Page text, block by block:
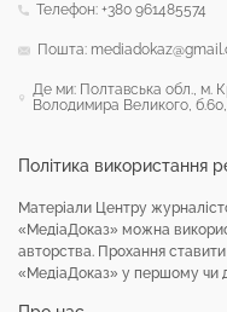
Політика використання
Матеріали Центру
«МедіаДоказ» можна
авторства. Прохання
«МедіаДоказ» у першому чи
Телефон: +380 961485574
Пошта:
Де ми: Полтавська обл., м.
Володимира Великого,